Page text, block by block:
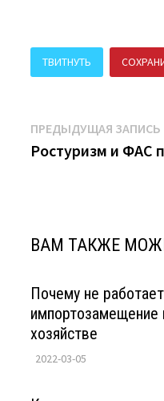
ТВИТНУТЬ
Навигация
по
ПРЕДЫДУЩАЯ ЗАПИСЬ
Ростуризм и ФАС
ВАМ ТАКЖЕ
Почему не работает
импортозамещение
хозяйстве
2022-03-05